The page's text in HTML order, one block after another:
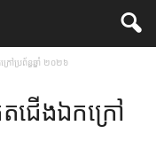
ៅប្រព័ន្ធឆ្នាំ ២០២៦
ជើងឯកក្រៅ